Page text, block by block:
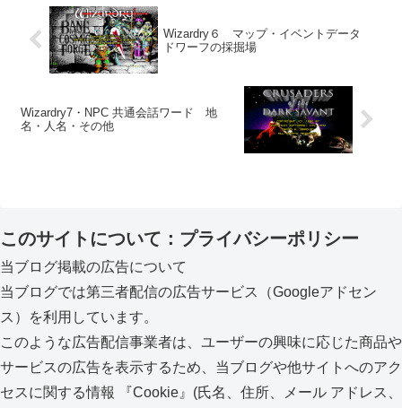
Wizardry６ マップ・イベントデータ
ドワーフの採掘場
Wizardry7・NPC 共通会話ワード 地
名・人名・その他
このサイトについて：プライバシーポリシー
当ブログ掲載の広告について
当ブログでは第三者配信の広告サービス（Googleアドセン
ス）を利用しています。
このような広告配信事業者は、ユーザーの興味に応じた商品や
サービスの広告を表示するため、当ブログや他サイトへのアク
セスに関する情報 『Cookie』(氏名、住所、メール アドレス、